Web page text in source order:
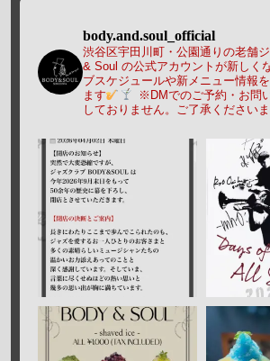
body.and.soul_official
渋谷区宇田川町・公園通りの老舗
& Soul の公式アカウントが新しく
ブスケジュールや新メニュー情報
ます
※DMでのご予約・お問
しておりません。ご了承くださいま